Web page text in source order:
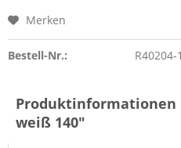
Merken
Bestell-Nr.: R40204-
Produktinformationen
weiß 140"